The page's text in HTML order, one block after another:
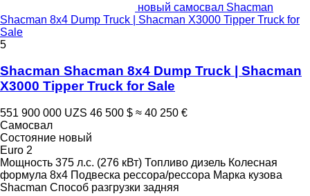
новый самосвал Shacman
Shacman 8x4 Dump Truck | Shacman X3000 Tipper Truck for
Sale
5
Shacman Shacman 8x4 Dump Truck | Shacman
X3000 Tipper Truck for Sale
551 900 000 UZS 46 500 $ ≈ 40 250 €
Самосвал
Состояние новый
Euro 2
Мощность 375 л.с. (276 кВт) Топливо дизель Колесная
формула 8x4 Подвеска рессора/рессора Марка кузова
Shacman Способ разгрузки задняя